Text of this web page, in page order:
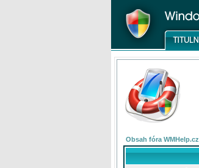
Obsah fóra WMHelp.cz